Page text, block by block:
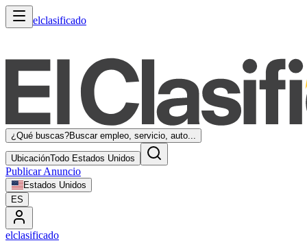
elclasificado
¿Qué buscas?Buscar empleo, servicio, auto...
UbicaciónTodo Estados Unidos
Publicar Anuncio
Estados Unidos
ES
elclasificado